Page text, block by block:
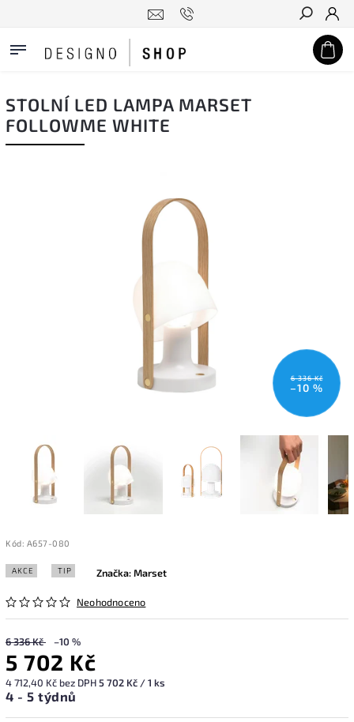
Hledat
STOLNÍ LED LAMPA MARSET
FOLLOWME WHITE
6 336 Kč
–10 %
Kód: A657-080
AKCE TIP
Neohodnoceno
Značka:Marset
6 336 Kč –10 %
5 702 Kč
4 712,40 Kč bez DPH5 702 Kč / 1 ks
4 - 5 týdnů